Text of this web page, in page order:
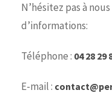
N’hésitez pas à
d’informations:
Téléphone : 04 28 29
E-mail :